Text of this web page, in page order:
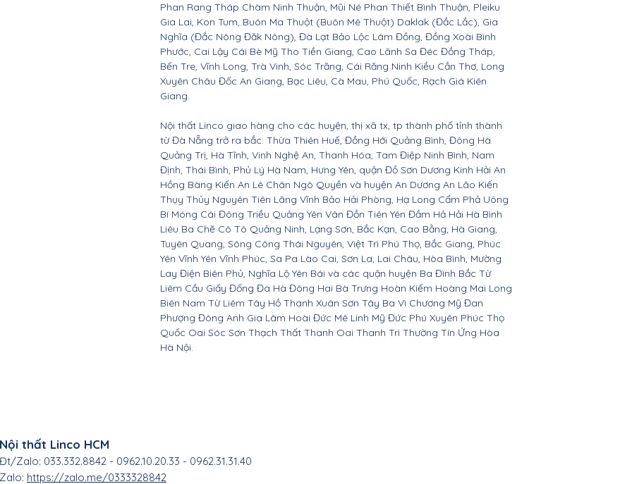
Phan Rang Tháp Chàm Ninh Thuận, Mũi Né Phan Thiết Bình Thuận, Pleiku
Gia Lai, Kon Tum, Buôn Ma Thuột (Buôn Mê Thuột) Daklak (Đắc Lắc), Gia
Nghĩa (Đắc Nông Đăk Nông), Đà Lạt Bảo Lộc Lâm Đồng, Đồng Xoài Bình
Phước, Cai Lậy Cái Bè Mỹ Tho Tiền Giang, Cao Lãnh Sa Đéc Đồng Tháp,
Bến Tre, Vĩnh Long, Trà Vinh, Sóc Trăng, Cái Răng Ninh Kiều Cần Thơ, Long
Xuyên Châu Đốc An Giang, Bạc Liêu, Cà Mau, Phú Quốc, Rạch Giá Kiên
Giang.
Nội thất Linco giao hàng cho các huyện, thị xã tx, tp thành phố tỉnh thành
từ Đà Nẵng trở ra bắc: Thừa Thiên Huế, Đồng Hới Quảng Bình, Đông Hà
Quảng Trị, Hà Tĩnh, Vinh Nghệ An, Thanh Hóa, Tam Điệp Ninh Bình, Nam
Định, Thái Bình, Phủ Lý Hà Nam, Hưng Yên, quận Đồ Sơn Dương Kinh Hải An
Hồng Bàng Kiến An Lê Chân Ngô Quyền và huyện An Dương An Lão Kiến
Thụy Thủy Nguyên Tiên Lãng Vĩnh Bảo Hải Phòng, Hạ Long Cẩm Phả Uông
Bí Móng Cái Đông Triều Quảng Yên Vân Đồn Tiên Yên Đầm Hả Hải Hà Bình
Liêu Ba Chẽ Cô Tô Quảng Ninh, Lạng Sơn, Bắc Kạn, Cao Bằng, Hà Giang,
Tuyên Quang, Sông Công Thái Nguyên, Việt Trì Phú Thọ, Bắc Giang, Phúc
Yên Vĩnh Yên Vĩnh Phúc, Sa Pa Lào Cai, Sơn La, Lai Châu, Hòa Bình, Mường
Lay Điện Biên Phủ, Nghĩa Lộ Yên Bái và các quận huyện Ba Đình Bắc Từ
Liêm Cầu Giấy Đống Đa Hà Đông Hai Bà Trưng Hoàn Kiếm Hoàng Mai Long
Biên Nam Từ Liêm Tây Hồ Thanh Xuân Sơn Tây Ba Vì Chương Mỹ Đan
Phượng Đông Anh Gia Lâm Hoài Đức Mê Linh Mỹ Đức Phú Xuyên Phúc Thọ
Quốc Oai Sóc Sơn Thạch Thất Thanh Oai Thanh Trì Thường Tín Ứng Hòa
Hà Nội.
Nội thất Linco HCM
Đt/Zalo: 033.332.8842 - 0962.10.20.33 - 0962.31.31.40
Zalo: https://zalo.me/0333328842